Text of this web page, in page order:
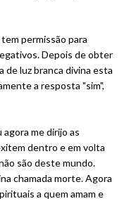
permissão para
Depois de obter
de luz branca divina esta
a resposta "sim",
me dirijo as
dentro e em volta
são deste mundo.
chamada morte. Agora
a quem amam e